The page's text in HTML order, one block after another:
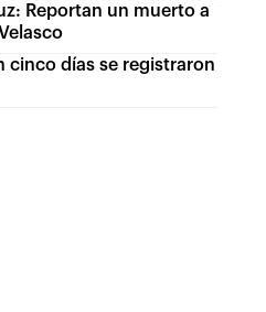
Reportan un muerto a
cinco días se registraron